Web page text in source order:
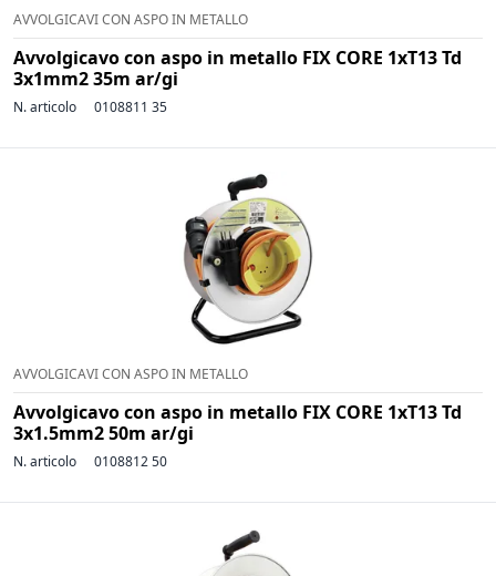
AVVOLGICAVI CON ASPO IN METALLO
Avvolgicavo con aspo in metallo FIX CORE 1xT13 Td
3x1mm2 35m ar/gi
N. articolo 0108811 35
AVVOLGICAVI CON ASPO IN METALLO
Avvolgicavo con aspo in metallo FIX CORE 1xT13 Td
3x1.5mm2 50m ar/gi
N. articolo 0108812 50